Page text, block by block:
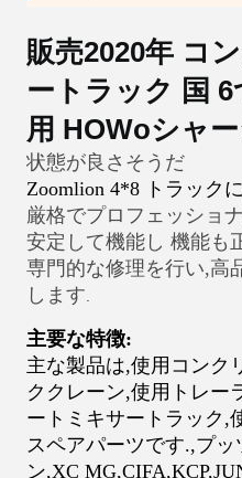
販売2020年 コ
ートラック 国
用 HOWoシャ
状態が良さそうだ
Zoomlion 4*8 トラック
厳格でプロフェッショ
安定して機能し 機能も
専門的な修理を行い,高
します
主要な特徴:
主な製品は,使用コンク
ククレーン,使用トレー
ートミキサートラック,
スペアパーツです.,プッ
ン,XC